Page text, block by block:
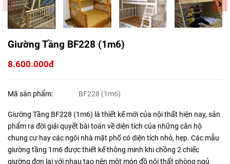
Giường Tầng BF228 (1m6)
8.600.000đ
Mã sản phẩm: BF228 (1m6)
Giường Tầng BF228 (1m6) là thiết kế mới của nội thất hiện nay, sản
phẩm ra đời giải quyết bài toán về diện tích của những căn hộ
chung cư hay các ngôi nhà mặt phố có diện tích nhỏ, hẹp. Các mẫu
giường tầng 1m6 được thiết kế thông minh khi chồng 2 chiếc
giường đơn lại với nhau tạo nên một món đồ nội thất phòng ngủ